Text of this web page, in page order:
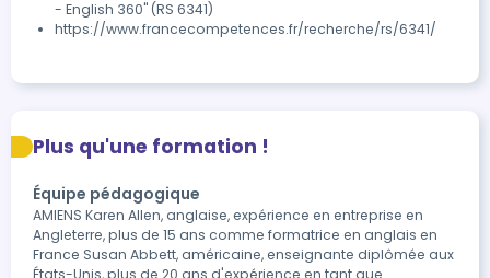
- English 360" (RS 6341)
https://www.francecompetences.fr/recherche/rs/6341/
Plus qu'une formation !
Équipe pédagogique
AMIENS Karen Allen, anglaise, expérience en entreprise en
Angleterre, plus de 15 ans comme formatrice en anglais en
France Susan Abbett, américaine, enseignante diplômée aux
États-Unis, plus de 20 ans d'expérience en tant que